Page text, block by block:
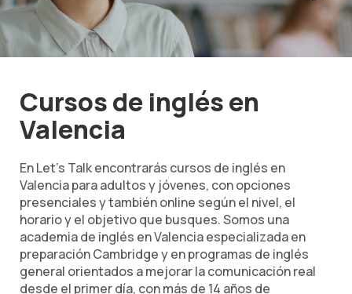
Cursos de inglés en
Valencia
En Let's Talk encontrarás cursos de inglés en
Valencia para adultos y jóvenes, con opciones
presenciales y también online según el nivel, el
horario y el objetivo que busques. Somos una
academia de inglés en Valencia especializada en
preparación Cambridge y en programas de inglés
general orientados a mejorar la comunicación real
desde el primer día, con más de 14 años de